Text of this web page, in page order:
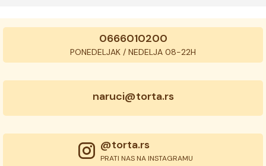
0666010200
PONEDELJAK / NEDELJA 08-22H
naruci@torta.rs
@torta.rs
PRATI NAS NA INSTAGRAMU